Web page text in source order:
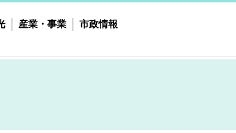
産業・事業 市政情報